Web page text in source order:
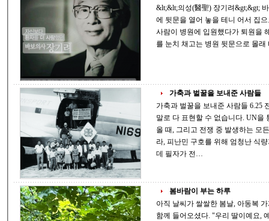
&lt;&lt;의성(醫聖) 장기려&gt;&gt; 바보 의사 "장기려 박사" 이야기입니다. “제가 밤
에 뒷문을 열어 놓을 테니 어서 집으로 가세요.” 장기려 박사
사람이 병원에 입원했다가 퇴원을
가축과 벌꿀을 보내준 사람들
가축과 벌꿀을 보내준 사람들 6.25 전쟁에 우리 민족이 미국으로부터 받은 은혜는
말로 다 표현할 수 없습니다. UN을
올 때, 그리고 전쟁 중 발생하는 모
라, 피난민 구호를 위해 엄청난 식량
데 필자가 전…
봄바람이 부는 하루
아직 날씨가 쌀쌀한 봄날, 아동복 가게에 허름한 옷차림의 아주머니가 여자아이와
함께 들어오셨다. "우리 딸이예요, 예쁜 티셔츠 하나 주세요." 나는 아이에게 "마음